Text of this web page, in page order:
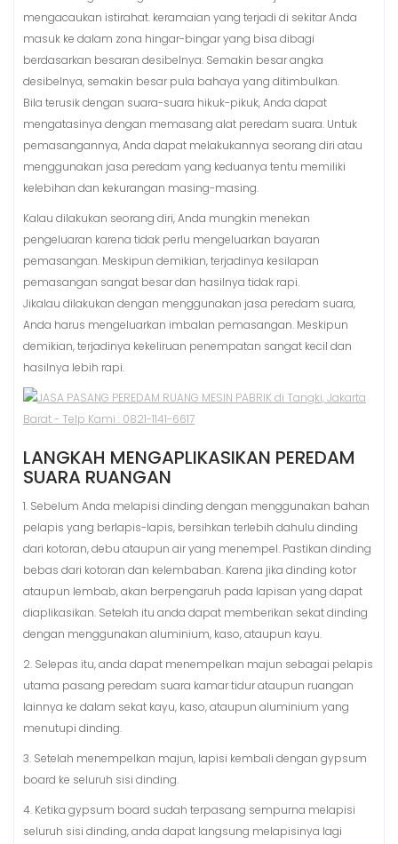
mengacaukan istirahat. keramaian yang terjadi di sekitar Anda
masuk ke dalam zona hingar-bingar yang bisa dibagi
berdasarkan besaran desibelnya. Semakin besar angka
desibelnya, semakin besar pula bahaya yang ditimbulkan.
Bila terusik dengan suara-suara hikuk-pikuk, Anda dapat
mengatasinya dengan memasang alat peredam suara. Untuk
pemasangannya, Anda dapat melakukannya seorang diri atau
menggunakan jasa peredam yang keduanya tentu memiliki
kelebihan dan kekurangan masing-masing.
Kalau dilakukan seorang diri, Anda mungkin menekan
pengeluaran karena tidak perlu mengeluarkan bayaran
pemasangan. Meskipun demikian, terjadinya kesilapan
pemasangan sangat besar dan hasilnya tidak rapi.
Jikalau dilakukan dengan menggunakan jasa peredam suara,
Anda harus mengeluarkan imbalan pemasangan. Meskipun
demikian, terjadinya kekeliruan penempatan sangat kecil dan
hasilnya lebih rapi.
LANGKAH MENGAPLIKASIKAN PEREDAM
SUARA RUANGAN
1. Sebelum Anda melapisi dinding dengan menggunakan bahan
pelapis yang berlapis-lapis, bersihkan terlebih dahulu dinding
dari kotoran, debu ataupun air yang menempel. Pastikan dinding
bebas dari kotoran dan kelembaban. Karena jika dinding kotor
ataupun lembab, akan berpengaruh pada lapisan yang dapat
diaplikasikan. Setelah itu anda dapat memberikan sekat dinding
dengan menggunakan aluminium, kaso, ataupun kayu.
2. Selepas itu, anda dapat menempelkan majun sebagai pelapis
utama pasang peredam suara kamar tidur ataupun ruangan
lainnya ke dalam sekat kayu, kaso, ataupun aluminium yang
menutupi dinding.
3. Setelah menempelkan majun, lapisi kembali dengan gypsum
board ke seluruh sisi dinding.
4. Ketika gypsum board sudah terpasang sempurna melapisi
seluruh sisi dinding, anda dapat langsung melapisinya lagi